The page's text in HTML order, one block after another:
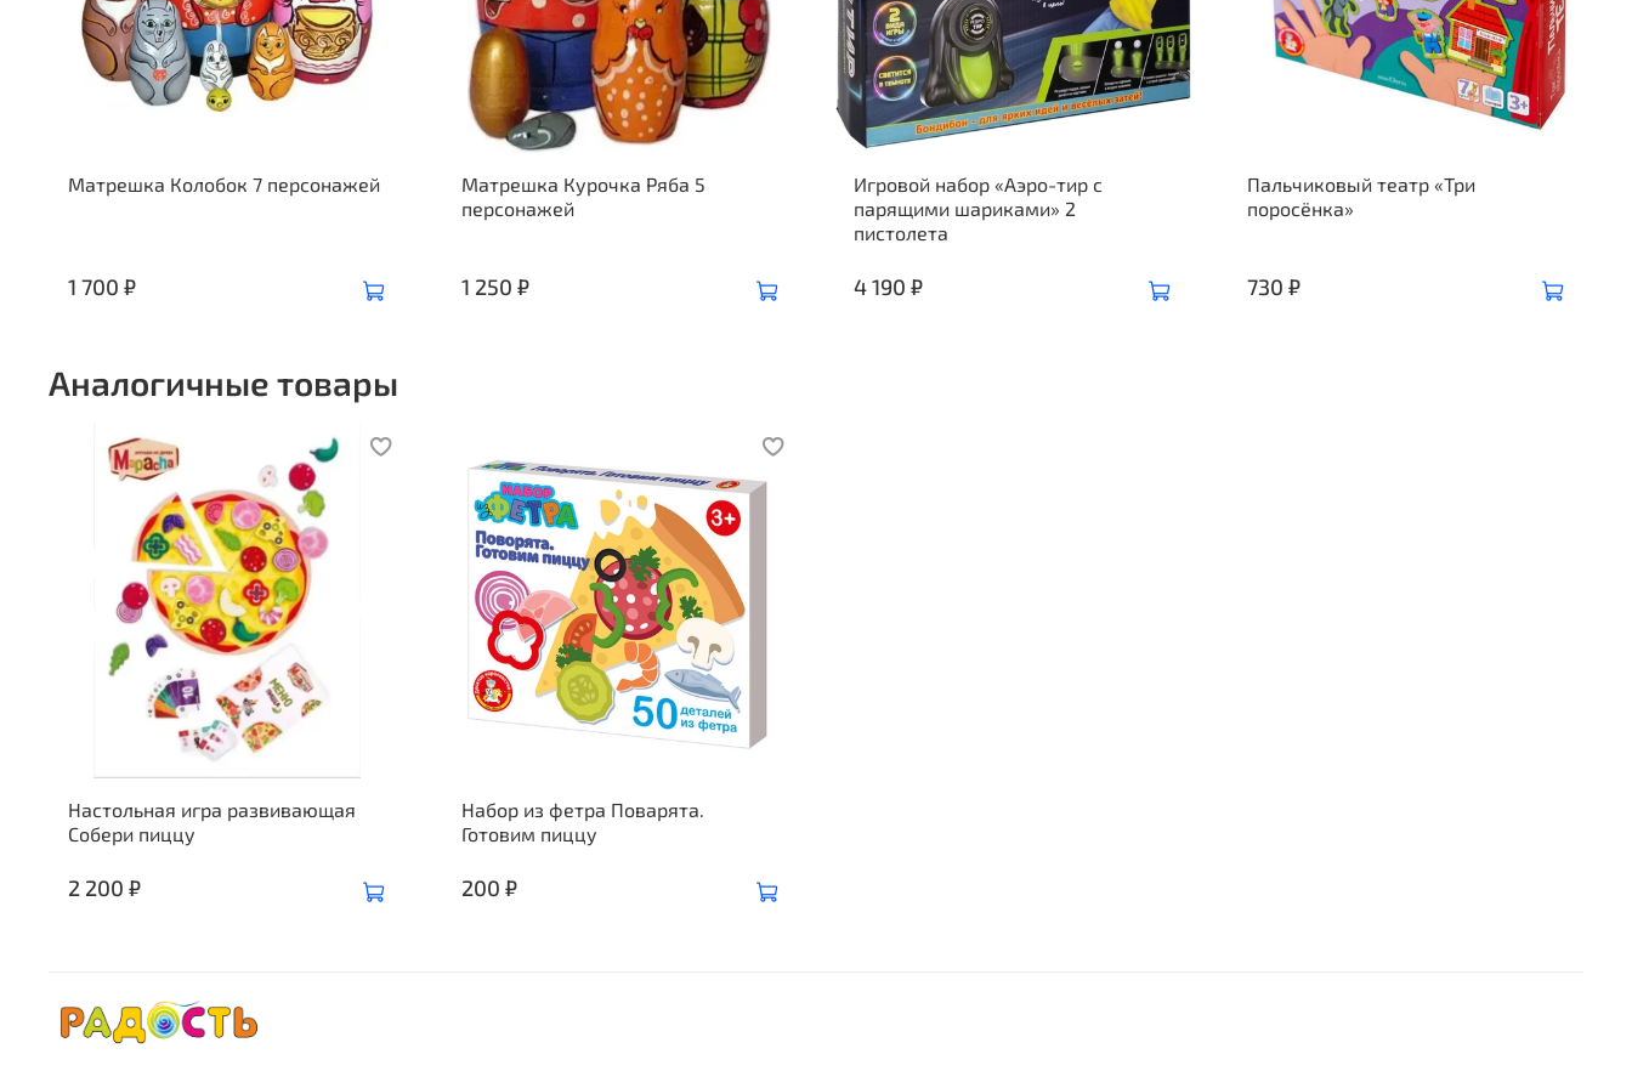
Матрешка Колобок 7 персонажей
1 700 ₽
Матрешка Курочка Ряба 5
персонажей
1 250 ₽
Игровой набор «Аэро-тир с
парящими шариками» 2
пистолета
4 190 ₽
Пальчиковый театр «Три
поросёнка»
730 ₽
Аналогичные товары
Настольная игра развивающая
Собери пиццу
2 200 ₽
Набор из фетра Поварята.
Готовим пиццу
200 ₽